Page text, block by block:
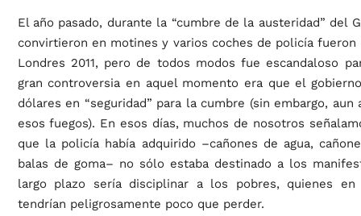
El año pasado, durante la “cumbre de la austeridad” del
convirtieron en motines y varios coches de policía fueron
Londres 2011, pero de todos modos fue escandaloso
gran controversia en aquel momento era que el
dólares en “seguridad” para la cumbre (sin embargo, aun
esos fuegos). En esos días, muchos de nosotros
que la policía había adquirido –cañones de agua,
balas de goma– no sólo estaba destinado a los
largo plazo sería disciplinar a los pobres, quienes
tendrían peligrosamente poco que perder.